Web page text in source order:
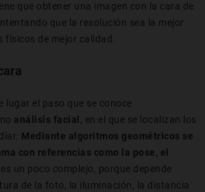
que obtener una imagen con la cara de
que la resolución sea la mejor
de mejor calidad.
lugar el paso que se conoce
análisis facial
, en el que se localizan los
Mediante algoritmos geométricos se
con referencias como la pose, el
es un poco complejo, porque depende
de la foto, la iluminación, la distancia